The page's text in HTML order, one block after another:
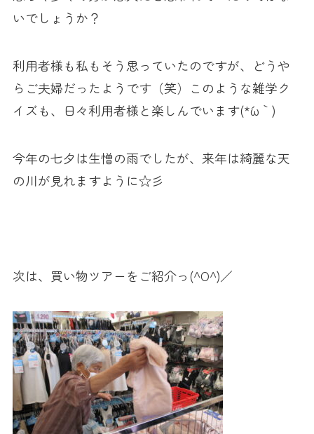
いでしょうか？
利用者様も私もそう思っていたのですが、どうや
らご夫婦だったようです（笑）このような雑学ク
イズも、日々利用者様と楽しんでいます(*´ω｀)
今年の七夕は生憎の雨でしたが、来年は綺麗な天
の川が見れますように☆彡
次は、買い物ツアーをご紹介っ(^O^)／